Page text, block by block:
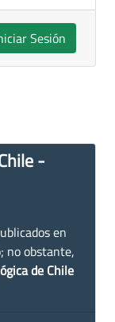
Sesión
-
en
no obstante,
de Chile